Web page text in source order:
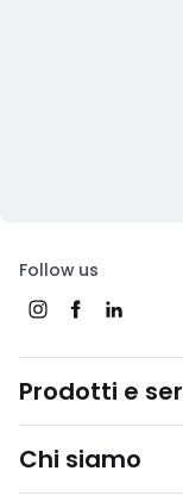
Follow us
Prodotti e
Chi siamo